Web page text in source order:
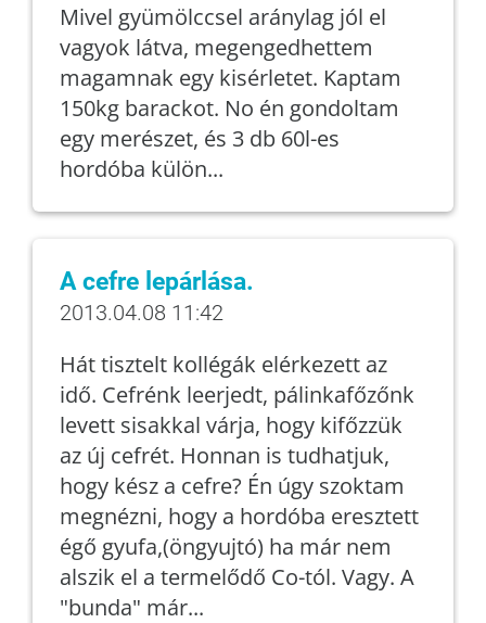
Mivel gyümölccsel aránylag jól el
vagyok látva, megengedhettem
magamnak egy kisérletet. Kaptam
150kg barackot. No én gondoltam
egy merészet, és 3 db 60l-es
hordóba külön...
A cefre lepárlása.
2013.04.08 11:42
Hát tisztelt kollégák elérkezett az
idő. Cefrénk leerjedt, pálinkafőzőnk
levett sisakkal várja, hogy kifőzzük
az új cefrét. Honnan is tudhatjuk,
hogy kész a cefre? Én úgy szoktam
megnézni, hogy a hordóba eresztett
égő gyufa,(öngyujtó) ha már nem
alszik el a termelődő Co-tól. Vagy. A
"bunda" már...